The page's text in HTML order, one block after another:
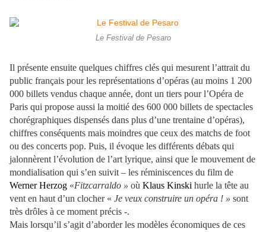
Le Festival de Pesaro
Il présente ensuite quelques chiffres clés qui mesurent l’attrait du
public français pour les représentations d’opéras (au moins 1 200
000 billets vendus chaque année, dont un tiers pour l’Opéra de
Paris qui propose aussi la moitié des 600 000 billets de spectacles
chorégraphiques dispensés dans plus d’une trentaine d’opéras),
chiffres conséquents mais moindres que ceux des matchs de foot
ou des concerts pop. Puis, il évoque les différents débats qui
jalonnèrent l’évolution de l’art lyrique, ainsi que le mouvement de
mondialisation qui s’en suivit – les réminiscences du film de
Werner Herzog «Fitzcarraldo » où Klaus Kinski hurle la tête au
vent en haut d’un clocher « Je veux construire un opéra ! » sont
très drôles à ce moment précis -.
Mais lorsqu’il s’agit d’aborder les modèles économiques de ces